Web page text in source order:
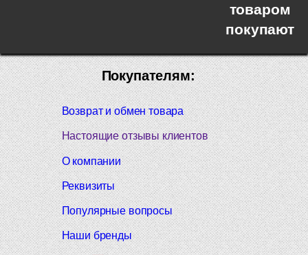
товаром
покупают
Покупателям:
Возврат и обмен товара
Настоящие отзывы клиентов
О компании
Реквизиты
Популярные вопросы
Наши бренды